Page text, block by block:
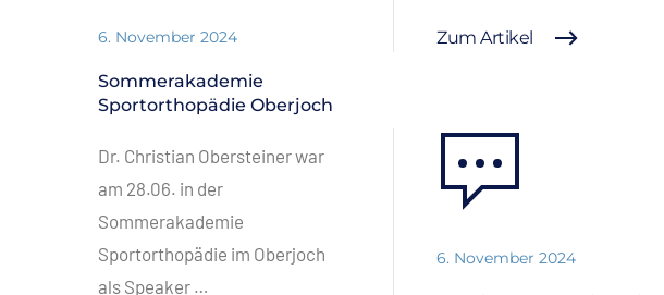
Zum Artikel
6. November 2024
Sommerakademie
Sportorthopädie Oberjoch
Dr. Christian Obersteiner war
am 28.06. in der
Sommerakademie
Sportorthopädie im Oberjoch
als Speaker …
6. November 2024